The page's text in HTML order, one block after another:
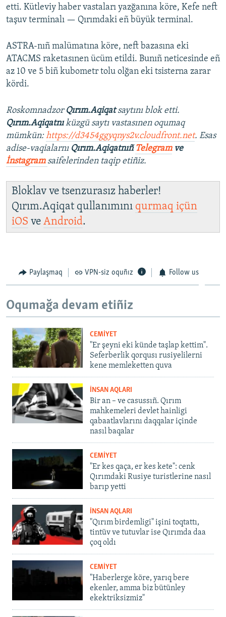
etti. Kütleviy haber vastaları yazğanına köre, Kefe neft
taşuv terminalı — Qırımdaki eñ büyük terminal.
ASTRA-nıñ malümatına köre, neft bazasına eki
ATACMS raketasınen ücüm etildi. Bunıñ neticesinde eñ
az 10 ve 5 biñ kubometr tolu olğan eki tsisterna zarar
kördi.
Roskomnadzor Qırım.Aqiqatsaytını blok etti.
Qırım.Aqiqatnıküzgü saytı vastasınen oqumaq
mümkün:https://d3454ggyqnys2v.cloudfront.net. Esas
adise-vaqialarnı Qırım.AqiqatnıñTelegramve
İnstagram saifelerinden taqip etiñiz.
Bloklav ve tsenzurasız haberler!
Qırım.Aqiqat qullanımını qurmaq içün
iOS ve Android.
Paylaşmaq VPN-siz oquñız Follow us
Oqumağa devam etiñiz
CEMİYET
"Er şeyni eki künde taşlap kettim".
Seferberlik qorqusı rusiyelilerni
kene memleketten quva
İNSAN AQLARI
Bir an – ve casussıñ. Qırım
mahkemeleri devlet hainligi
qabaatlavlarını daqqalar içinde
nasıl baqalar
CEMİYET
"Er kes qaça, er kes kete": cenk
Qırımdaki Rusiye turistlerine nasıl
barıp yetti
İNSAN AQLARI
"Qırım birdemligi" işini toqtattı,
tintüv ve tutuvlar ise Qırımda daa
çoq oldı
CEMİYET
"Haberlerge köre, yarıq bere
ekenler, amma biz bütünley
ekektriksizmiz"